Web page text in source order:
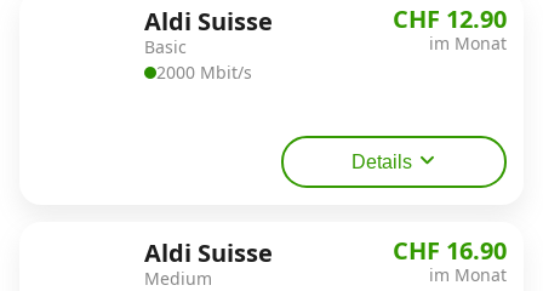
Aldi Suisse
Basic
2000 Mbit/s
CHF 12.90
im Monat
Details
Aldi Suisse
Medium
CHF 16.90
im Monat